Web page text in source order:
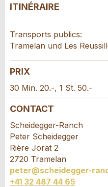
Cette annonce n'est
Annonce incomplète
Nachricht
* Saisie nécessaire
RECOMMANDER
Fermer
ITINÉRAIRE
Transports publics:
Tramelan und Les
PRIX
30 Min. 20.-, 1 St. 50.-
CONTACT
Scheidegger-Ranch
Peter Scheidegger
Rière Jorat 2
2720 Tramelan
peter@scheidegger-
+41 32 487 44 65